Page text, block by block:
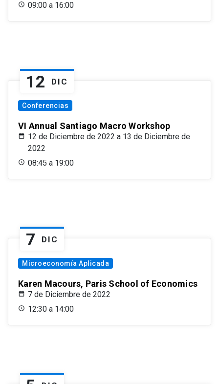
09:00 a 16:00
12 DIC
Conferencias
VI Annual Santiago Macro Workshop
12 de Diciembre de 2022 a 13 de Diciembre de
2022
08:45 a 19:00
7 DIC
Microeconomía Aplicada
Karen Macours, Paris School of Economics
7 de Diciembre de 2022
12:30 a 14:00